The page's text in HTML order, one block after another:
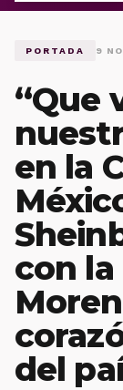
PORTADA 9
“Que
en la
con
del